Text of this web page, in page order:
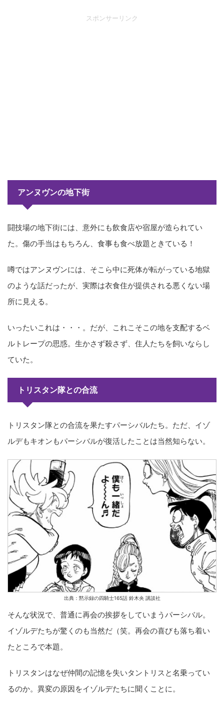
スポンサーリンク
アンヌヴンの地下街
闘技場の地下街には、意外にも飲食店や宿屋が造られてい
た。傷の手当はもちろん、食事も食べ放題ときている！
噂ではアンヌヴンには、そこら中に死体が転がっている地獄
のような話だったが、実際は衣食住が提供される悪くない場
所に見える。
いったいこれは・・・。だが、これこそこの地を支配するベ
ルトレープの思惑。生かさず殺さず、住人たちを飼いならし
ていた。
トリスタン隊との合流
トリスタン隊との合流を果たすパーシバルたち。ただ、イゾ
ルデもキオンもパーシバルが復活したことは当然知らない。
出典：黙示録の四騎士165話 鈴木央 講談社
そんな状況で、普通に再会の挨拶をしていまうパーシバル。
イゾルデたちが驚くのも当然だ（笑。再会の喜びも落ち着い
たところで本題。
トリスタンはなぜ仲間の記憶を失いタントリスと名乗ってい
るのか。異変の原因をイゾルデたちに聞くことに。